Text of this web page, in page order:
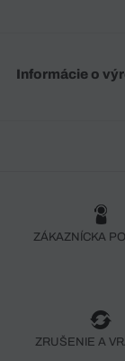
Informácie o
ZÁKAZNÍCKA
ZRUŠENIE A